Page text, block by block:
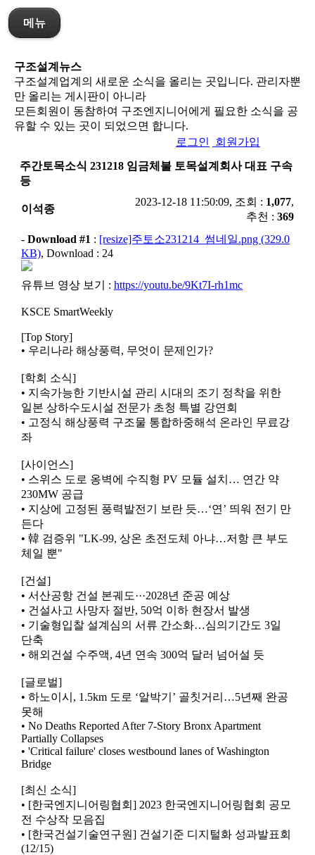
메뉴
구조설계뉴스
구조설계업계의 새로운 소식을 올리는 곳입니다. 관리자뿐
만 올리는 게시판이 아니라
모든회원이 동참하여 구조엔지니어에게 필요한 소식을 공
유할 수 있는 곳이 되었으면 합니다.
로그인
회원가입
주간토목소식 231218 임금체불 토목설계회사 대표 구속
등
이석종
2023-12-18 11:50:09, 조회 : 1,077,
추천 : 369
- Download #1 : [resize]주토소231214_썸네일.png (329.0
KB), Download : 24
유튜브 영상 보기 : https://youtu.be/9Kt7I-rh1mc
KSCE SmartWeekly
[Top Story]
• 우리나라 해상풍력, 무엇이 문제인가?
[학회 소식]
• 지속가능한 기반시설 관리 시대의 조기 정착을 위한
일본 상하수도시설 전문가 초청 특별 강연회
• 고정식 해상풍력 구조물 통합하중해석 온라인 무료강
좌
[사이언스]
• 스위스 도로 옹벽에 수직형 PV 모듈 설치… 연간 약
230MW 공급
• 지상에 고정된 풍력발전기 보란 듯…‘연’ 띄워 전기 만
든다
• 韓 검증위 "LK-99, 상온 초전도체 아냐…저항 큰 부도
체일 뿐"
[건설]
• 서산공항 건설 본궤도···2028년 준공 예상
• 건설사고 사망자 절반, 50억 이하 현장서 발생
• 기술형입찰 설계심의 서류 간소화…심의기간도 3일
단축
• 해외건설 수주액, 4년 연속 300억 달러 넘어설 듯
[글로벌]
• 하노이시, 1.5km 도로 ‘알박기’ 골칫거리…5년째 완공
못해
• No Deaths Reported After 7-Story Bronx Apartment
Partially Collapses
• 'Critical failure' closes westbound lanes of Washington
Bridge
[최신 소식]
• [한국엔지니어링협회] 2023 한국엔지니어링협회 공모
전 수상작 모음집
• [한국건설기술연구원] 건설기준 디지털화 성과발표회
(12/15)